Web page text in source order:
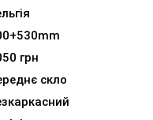
грн
скло